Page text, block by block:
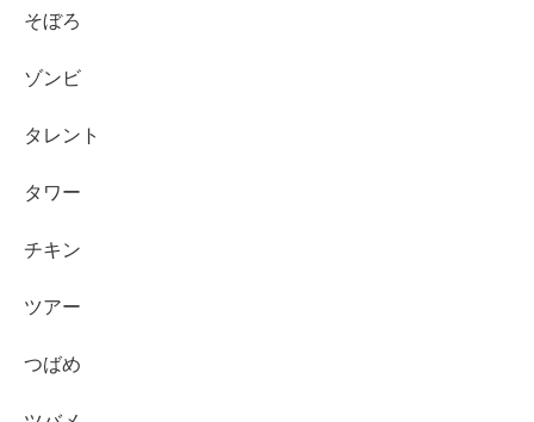
そぼろ
ゾンビ
タレント
タワー
チキン
ツアー
つばめ